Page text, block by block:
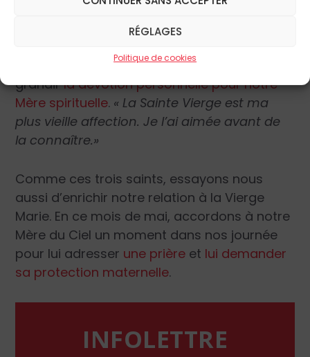
RÉGLAGES
Politique de cookies
Vierge Marie. Ces jours-là, les paroissiens
étaient nombreux à assister à l’office. Le
nombreuses images de la Vierge pour faire
grandirla dévotion personnelle pour notre
Mère spirituelle. « La Sainte Vierge est ma
plus vieille affection. Je l’ai aimée avant de
la connaître.»
Comme ces trois saints, essayons nous
aussi d’enrichir notre relation à la Vierge
Marie. En ce mois de mai, accordons à notre
Mère du Ciel un moment dans nos journée
pour lui adresser une prière et lui demander
sa protection maternelle.
INFOLETTRE